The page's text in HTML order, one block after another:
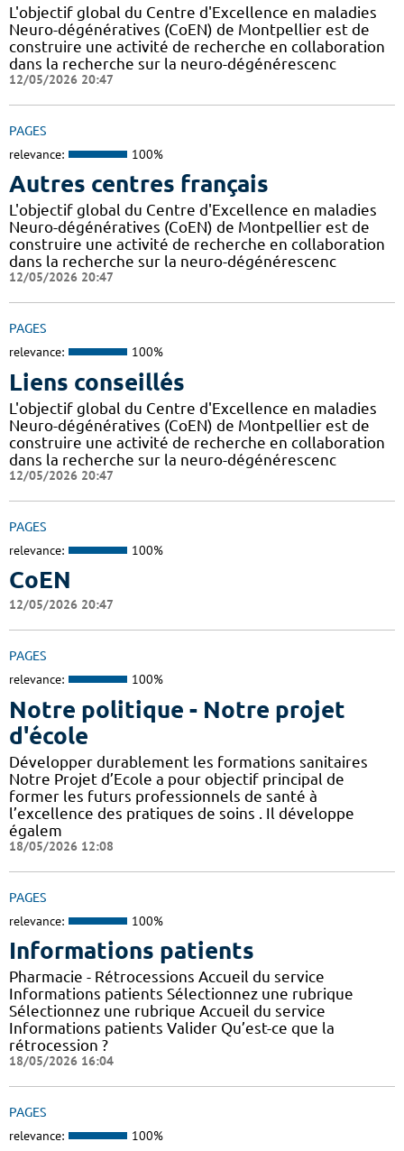
L'objectif global du Centre d'Excellence en maladies
Neuro-dégénératives (CoEN) de Montpellier est de
construire une activité de recherche en collaboration
dans la recherche sur la neuro-dégénérescenc
12/05/2026 20:47
PAGES
relevance: 100%
Autres centres français
L'objectif global du Centre d'Excellence en maladies
Neuro-dégénératives (CoEN) de Montpellier est de
construire une activité de recherche en collaboration
dans la recherche sur la neuro-dégénérescenc
12/05/2026 20:47
PAGES
relevance: 100%
Liens conseillés
L'objectif global du Centre d'Excellence en maladies
Neuro-dégénératives (CoEN) de Montpellier est de
construire une activité de recherche en collaboration
dans la recherche sur la neuro-dégénérescenc
12/05/2026 20:47
PAGES
relevance: 100%
CoEN
12/05/2026 20:47
PAGES
relevance: 100%
Notre politique - Notre projet
d'école
Développer durablement les formations sanitaires
Notre Projet d’Ecole a pour objectif principal de
former les futurs professionnels de santé à
l’excellence des pratiques de soins . Il développe
égalem
18/05/2026 12:08
PAGES
relevance: 100%
Informations patients
Pharmacie - Rétrocessions Accueil du service
Informations patients Sélectionnez une rubrique
Sélectionnez une rubrique Accueil du service
Informations patients Valider Qu’est-ce que la
rétrocession ?
18/05/2026 16:04
PAGES
relevance: 100%